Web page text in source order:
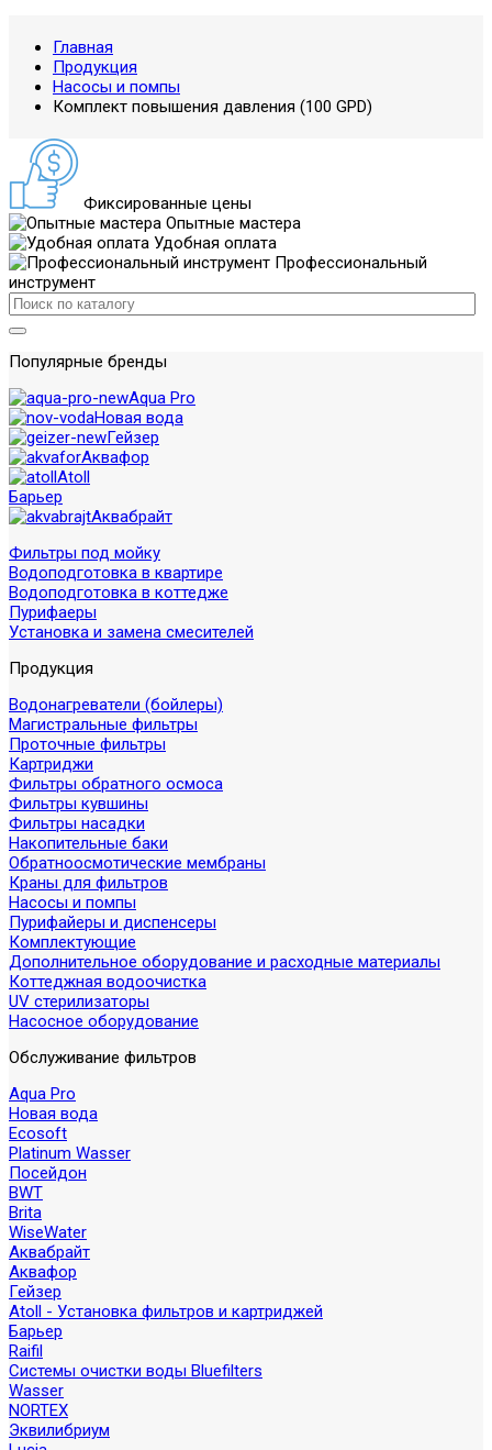
Главная
Продукция
Насосы и помпы
Комплект повышения давления (100 GPD)
Фиксированные цены
Опытные мастера
Удобная оплата
Профессиональный
инструмент
Популярные бренды
Aqua Pro
Новая вода
Гейзер
Аквафор
Atoll
Барьер
Аквабрайт
Фильтры под мойку
Водоподготовка в квартире
Водоподготовка в коттедже
Пурифаеры
Установка и замена смесителей
Продукция
Водонагреватели (бойлеры)
Магистральные фильтры
Проточные фильтры
Картриджи
Фильтры обратного осмоса
Фильтры кувшины
Фильтры насадки
Накопительные баки
Обратноосмотические мембраны
Краны для фильтров
Насосы и помпы
Пурифайеры и диспенсеры
Комплектующие
Дополнительное оборудование и расходные материалы
Коттеджная водоочистка
UV стерилизаторы
Насосное оборудование
Обслуживание фильтров
Aqua Pro
Новая вода
Ecosoft
Platinum Wasser
Посейдон
BWT
Brita
WiseWater
Аквабрайт
Аквафор
Гейзер
Atoll - Установка фильтров и картриджей
Барьер
Raifil
Системы очистки воды Bluefilters
Wasser
NORTEX
Эквилибриум